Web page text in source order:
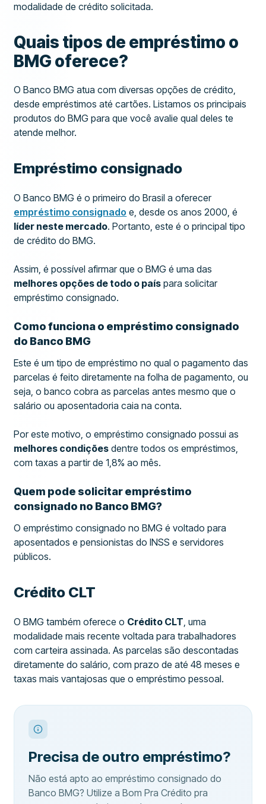
modalidade de crédito solicitada.
Quais tipos de empréstimo o
BMG oferece?
O Banco BMG atua com diversas opções de crédito,
desde empréstimos até cartões. Listamos os principais
produtos do BMG para que você avalie qual deles te
atende melhor.
Empréstimo consignado
O Banco BMG é o primeiro do Brasil a oferecer
empréstimo consignado e, desde os anos 2000, é
líder neste mercado. Portanto, este é o principal tipo
de crédito do BMG.
Assim, é possível afirmar que o BMG é uma das
melhores opções de todo o país para solicitar
empréstimo consignado.
Como funciona o empréstimo consignado
do Banco BMG
Este é um tipo de empréstimo no qual o pagamento das
parcelas é feito diretamente na folha de pagamento, ou
seja, o banco cobra as parcelas antes mesmo que o
salário ou aposentadoria caia na conta.
Por este motivo, o empréstimo consignado possui as
melhores condições dentre todos os empréstimos,
com taxas a partir de 1,8% ao mês.
Quem pode solicitar empréstimo
consignado no Banco BMG?
O empréstimo consignado no BMG é voltado para
aposentados e pensionistas do INSS e servidores
públicos.
Crédito CLT
O BMG também oferece o Crédito CLT, uma
modalidade mais recente voltada para trabalhadores
com carteira assinada. As parcelas são descontadas
diretamente do salário, com prazo de até 48 meses e
taxas mais vantajosas que o empréstimo pessoal.
Precisa de outro empréstimo?
Não está apto ao empréstimo consignado do
Banco BMG? Utilize a Bom Pra Crédito pra